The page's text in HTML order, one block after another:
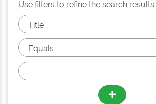
Use filters to refine the search results.